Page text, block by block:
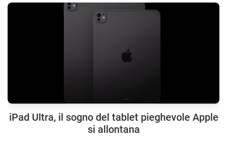
iPad Ultra, il sogno del tablet pieghevole Apple
si allontana